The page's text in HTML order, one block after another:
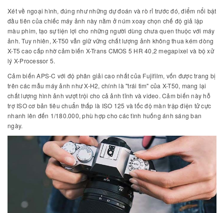
Xét về ngoại hình, đúng như những dự đoán và rò rỉ trước đó, điểm nổi bật
đầu tiên của chiếc máy ảnh này nằm ở núm xoay chọn chế độ giả lập
màu phim, tạo sự tiện lợi cho những người dùng chưa quen thuộc với máy
ảnh. Tuy nhiên, X-T50 vẫn giữ vững chất lượng ảnh không thua kém dòng
X-T5 cao cấp nhờ cảm biến X-Trans CMOS 5 HR 40,2 megapixel và bộ xử
lý X-Processor 5.
Cảm biến APS-C với độ phân giải cao nhất của Fujifilm, vốn được trang bị
trên các mẫu máy ảnh như X-H2, chính là "trái tim" của X-T50, mang lại
chất lượng hình ảnh vượt trội cho cả ảnh tĩnh và video. Cảm biến này hỗ
trợ ISO cơ bản tiêu chuẩn thấp là ISO 125 và tốc độ màn trập điện tử cực
nhanh lên đến 1/180.000, phù hợp cho các tình huống ánh sáng ban
ngày.